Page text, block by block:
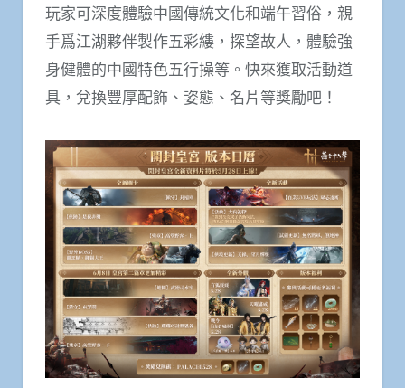
玩家可深度體驗中國傳統文化和端午習俗，親
手爲江湖夥伴製作五彩縷，探望故人，體驗強
身健體的中國特色五行操等。快來獲取活動道
具，兌換豐厚配飾、姿態、名片等獎勵吧！